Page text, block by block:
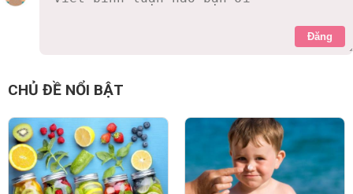
Đăng
CHỦ ĐỀ NỔI BẬT